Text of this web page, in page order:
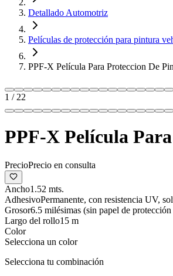
Detallado Automotriz
Películas de protección para pintura
PPF-X Película Para Proteccion De
1 / 22
PPF-X Película
PrecioPrecio en consulta
Ancho1.52 mts.
AdhesivoPermanente, con resistencia UV,
Grosor6.5 milésimas (sin papel de
Largo del rollo15 m
Color
Selecciona un color
Selecciona tu combinación